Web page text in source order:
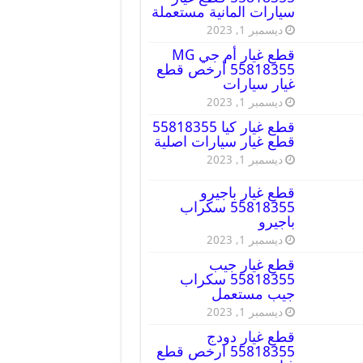
سيارات المانية مستعملة
ديسمبر 1, 2023
قطع غيار أم جي MG
55818355 أرخص قطع
غيار سيارات
ديسمبر 1, 2023
قطع غيار كيا 55818355
قطع غيار سيارات اصلية
ديسمبر 1, 2023
قطع غيار باجيرو
55818355 سكراب
باجيرو
ديسمبر 1, 2023
قطع غيار جيب
55818355 سكراب
جيب مستعمل
ديسمبر 1, 2023
قطع غيار دودج
55818355 ارخص قطع